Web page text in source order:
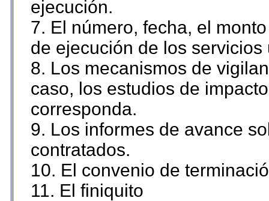
ejecución.
7. El número, fecha, el
de ejecución de los servicios
8. Los mecanismos de
caso, los estudios de
corresponda.
9. Los informes de avance
contratados.
10. El convenio de
11. El finiquito